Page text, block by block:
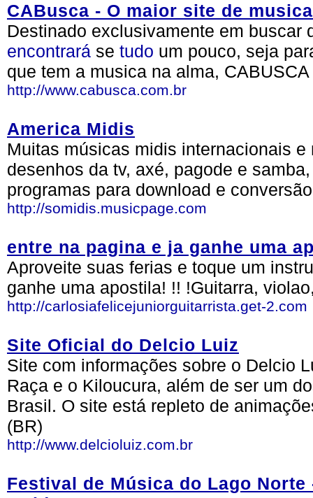
CABusca - O maior site de
Destinado exclusivamente em buscar
encontrará se tudo um pouco, seja
que tem a musica na alma, CABUSCA
http://www.cabusca.com.br
America Midis
Muitas músicas midis internacionais
desenhos da tv, axé, pagode e
programas para download e
http://somidis.musicpage.com
entre na pagina e ja ganhe uma
Aproveite suas ferias e toque um
ganhe uma apostila! !! !Guitarra,
http://carlosiafelicejuniorguitarrista.get-2.com
Site Oficial do Delcio Luiz
Site com informações sobre o Delcio
Raça e o Kiloucura, além de ser um
Brasil. O site está repleto de
(BR)
http://www.delcioluiz.com.br
Festival de Música do Lago